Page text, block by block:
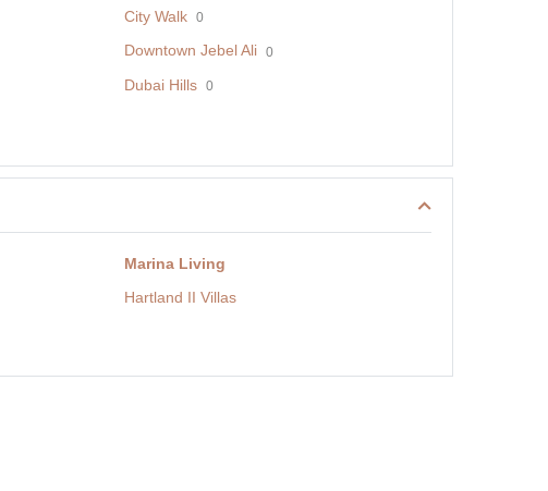
City Walk 0
Downtown Jebel Ali 0
Dubai Hills 0
Marina Living
Hartland II Villas